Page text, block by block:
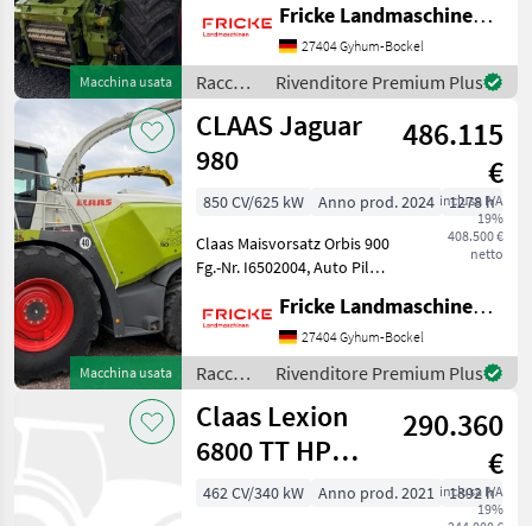
Macchina usata
Transportschutz, 2 Gang
Schaltgetriebe, V Classic 24
Messertrommel, Korn
CRacker M 80/100,
Auswurfkrümmerbe
Fricke Landmaschinen GmbH
27404 Gyhum-Bockel
Raccolto
agricolo
/ Claas
Rivenditore Premium Plus
Macchina usata
CLAAS Jaguar
980
486.115
€
inclusa IVA
19%
408.500 €
netto
850 CV/625 kW Anno prod. 2024
1278 h
Claas Maisvorsatz Orbis 900
Fg.-Nr. I6502004, Auto Pilot,
automatischer
Transportschutz, Auto
Contour Bodenanpassung,
Gutfluss Premium Line, 2
Gang
Fricke Landmaschinen GmbH
27404 Gyhum-Bockel
Raccolto
agricolo
/ Claas
Rivenditore Premium Plus
Claas Lexion
6800 TT HP
Kanal hydr.
290.360
€
inclusa IVA
19%
462 CV/340 kW Anno prod. 2021
1892 h